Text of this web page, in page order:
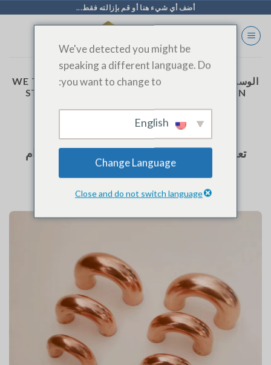
المحتوى
أضف أي شيء هنا أو قم بإزالته فقط...
الوسم الأرشيف:
WE TAKE YOU ON A TOUR OF OUR
STATE-OF-THE-ART EQUIPMENT IN ACTION
المدونة
تعود صناعة أكواع النحاس عالية الجودة باستخدام
ماكينات SINOAK المتقدمة
We've detected you might be
speaking a different language. Do
you want to change to:
Change Language
Close and do not switch language